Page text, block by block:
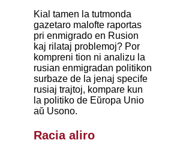
Kial tamen la tutmonda
gazetaro malofte raportas
pri enmigrado en Rusion
kaj rilataj problemoj? Por
kompreni tion ni analizu la
rusian enmigradan politikon
surbaze de la jenaj specife
rusiaj trajtoj, kompare kun
la politiko de Eŭropa Unio
aŭ Usono.
Racia aliro